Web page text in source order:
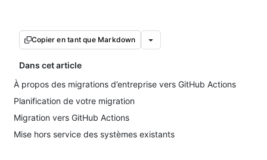
Copier en tant que Markdown
Dans cet article
À propos des migrations d’entreprise vers GitHub Actions
Planification de votre migration
Migration vers GitHub Actions
Mise hors service des systèmes existants